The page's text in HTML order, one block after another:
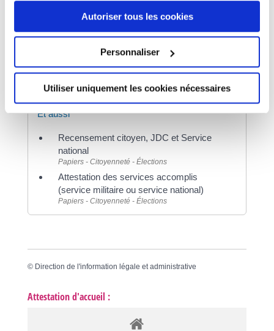
Autoriser tous les cookies
Personnaliser
Utiliser uniquement les cookies nécessaires
Questions ? Réponses !
Journée défense et citoyenneté (JDC) :
comment attester de sa situation ?
Et aussi
Recensement citoyen, JDC et Service
national
Papiers - Citoyenneté - Élections
Attestation des services accomplis
(service militaire ou service national)
Papiers - Citoyenneté - Élections
© Direction de l'information légale et administrative
Attestation d'accueil :